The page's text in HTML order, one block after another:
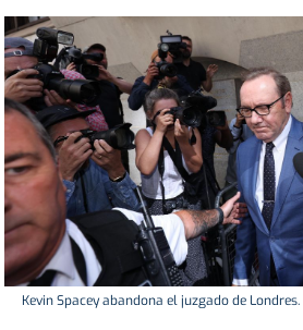
Kevin Spacey abandona el juzgado de Londres.